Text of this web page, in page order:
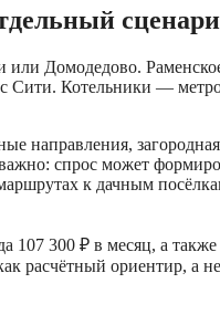
или Домодедово.
Сити. Котельники —
направления,
спрос может
к дачным
107 300 ₽ в месяц, а
расчётный ориентир, а